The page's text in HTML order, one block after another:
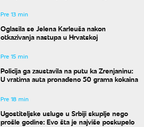
Pre 13 min
Oglasila se Jelena Karleuša nakon
otkazivanja nastupa u Hrvatskoj
Pre 15 min
Policija ga zaustavila na putu ka Zrenjaninu:
U vratima auta pronađeno 50 grama kokaina
Pre 18 min
Ugostiteljske usluge u Srbiji skuplje nego
prošle godine: Evo šta je najviše poskupelo